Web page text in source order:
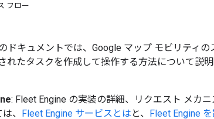
フロー
ドキュメントでは、Google マップ モビリティ
れたタスクを作成して操作する方法について説
: Fleet Engine の実装の詳細、リクエスト メカ
、 Fleet Engine サービスとは と、 Fleet Engine